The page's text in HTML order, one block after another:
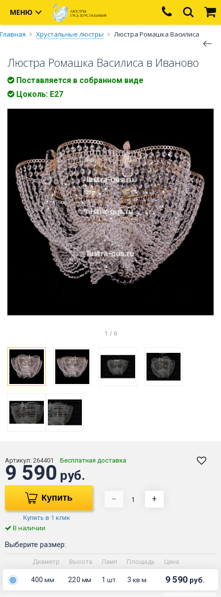
МЕНЮ
Главная Хрустальные люстры Люстра Ромашка Василиса
Люстра Ромашка Василиса в Иваново
Поставляется в собранном виде
Цоколь: Е27
1 / 6
Артикул: 264401 Бесплатная доставка
9 590 руб.
Купить
Купить в 1 клик
− +
В наличии
Выберите размер:
Диаметр Высота Ламп Площадь Цена
400мм 220 мм 1 шт. 3 кв.м. 9 590 руб.